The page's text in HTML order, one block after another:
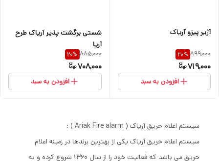
آژیر پیزو آریاک
899,000
20%
719,000
افزودن به سبد
شستی برگشت پذیر آریاک طرح
آریا
885,000
20%
708,000
افزودن به سبد
سیستم اعلام حریق آریاک ( Ariak Fire alarm ) :
سیستم اعلام حریق آریاک یکی از بهترین برندها در زمینه اعلام
حریق می باشد که فعالیت خود را از سال 1360 شروع کرده و به